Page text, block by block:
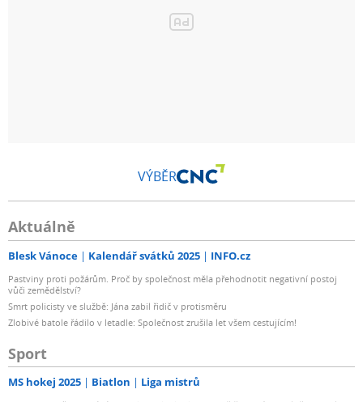
VÝBĚR
Aktuálně
Blesk Vánoce Kalendář svátků 2025 INFO.cz
Pastviny proti požárům. Proč by společnost měla přehodnotit negativní postoj
vůči zemědělství?
Smrt policisty ve službě: Jána zabil řidič v protisměru
Zlobivé batole řádilo v letadle: Společnost zrušila let všem cestujícím!
Sport
MS hokej 2025 Biatlon Liga mistrů